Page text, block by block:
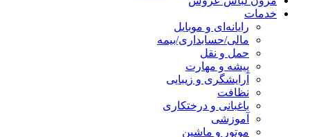
خدمات
رایانه‌ای و موبایل
مالی/حسابداری/بیمه
حمل و نقل
پیشه و مهارت
آرایشگری و زیبایی
نظافت
باغبانی و درختکاری
آموزشی
موتور و ماشین